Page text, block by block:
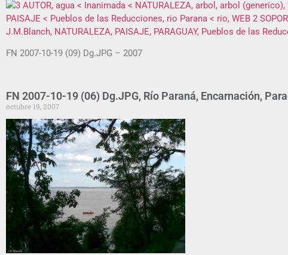
FN 2007-10-19 (09) Dg.JPG – 2007
FN 2007-10-19 (06) Dg.JPG, Río Paraná, Encarnación,
octubre 19, 2007